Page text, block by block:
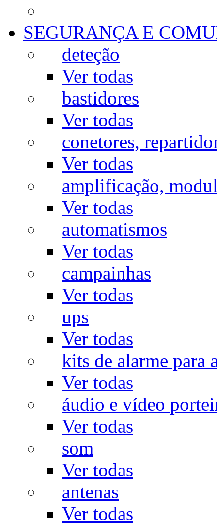
SEGURANÇA E
deteção
Ver todas
bastidores
Ver todas
conetores,
Ver todas
amplificação,
Ver todas
automatismos
Ver todas
campainhas
Ver todas
ups
Ver todas
kits de alarme para
Ver todas
áudio e vídeo
Ver todas
som
Ver todas
antenas
Ver todas